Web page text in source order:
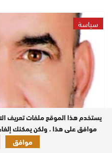
سياسة
الانتخابات… حين تتبدل
يستخدم هذا الموقع ملفات تعريف
موافق على هذا ، ولكن يمكنك
موافق